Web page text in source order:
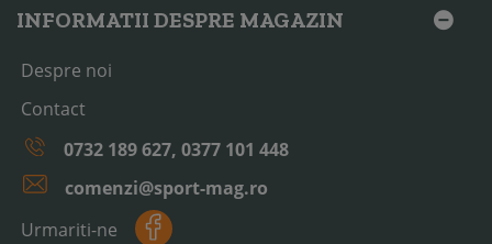
INFORMATII DESPRE MAGAZIN
Despre noi
Contact
0732 189 627, 0377 101 448
comenzi@sport-mag.ro
Urmariti-ne